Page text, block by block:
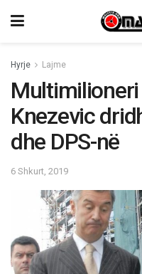
Hyrje Lajme
Knezevic
dhe DPS-në
6 Shkurt, 2019